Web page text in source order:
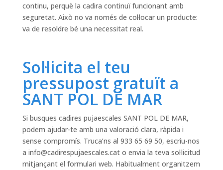
continu, perquè la cadira continuï funcionant amb
seguretat. Això no va només de col·locar un producte:
va de resoldre bé una necessitat real.
Sol·licita el teu
pressupost gratuït a
SANT POL DE MAR
Si busques cadires pujaescales SANT POL DE MAR,
podem ajudar-te amb una valoració clara, ràpida i
sense compromís. Truca’ns al 933 65 69 50, escriu-nos
a info@cadirespujaescales.cato envia la teva sol·licitud
mitjançant el formulari web. Habitualment organitzem